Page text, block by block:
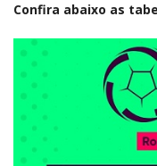
Confira abaixo as